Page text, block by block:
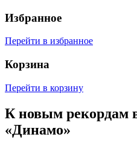
Избранное
Перейти в избранное
Корзина
Перейти в корзину
К новым
«Динамо»